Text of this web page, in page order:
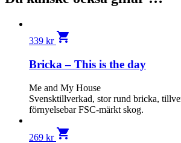
339 kr shopping_cart
Bricka – This is the day
Me and My House
Svensktillverkad, stor rund bricka,
förnyelsebar FSC-märkt skog.
269 kr shopping_cart